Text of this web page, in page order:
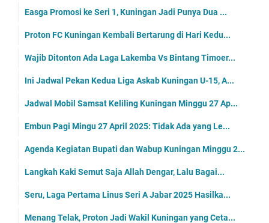
Easga Promosi ke Seri 1, Kuningan Jadi Punya Dua ...
Proton FC Kuningan Kembali Bertarung di Hari Kedu...
Wajib Ditonton Ada Laga Lakemba Vs Bintang Timoer...
Ini Jadwal Pekan Kedua Liga Askab Kuningan U-15, A...
Jadwal Mobil Samsat Keliling Kuningan Minggu 27 Ap...
Embun Pagi Mingu 27 April 2025: Tidak Ada yang Le...
Agenda Kegiatan Bupati dan Wabup Kuningan Minggu 2...
Langkah Kaki Semut Saja Allah Dengar, Lalu Bagai...
Seru, Laga Pertama Linus Seri A Jabar 2025 Hasilka...
Menang Telak, Proton Jadi Wakil Kuningan yang Ceta...